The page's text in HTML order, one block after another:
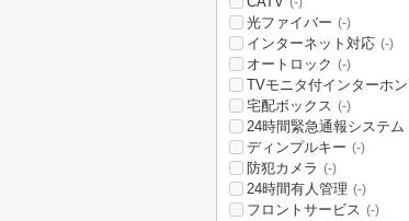
光ファイバー (-)
インターネット対応 (-)
オートロック (-)
TVモニタ付インターホン
宅配ボックス (-)
24時間緊急通報システム
ディンプルキー (-)
防犯カメラ (-)
24時間有人管理 (-)
フロントサービス (-)